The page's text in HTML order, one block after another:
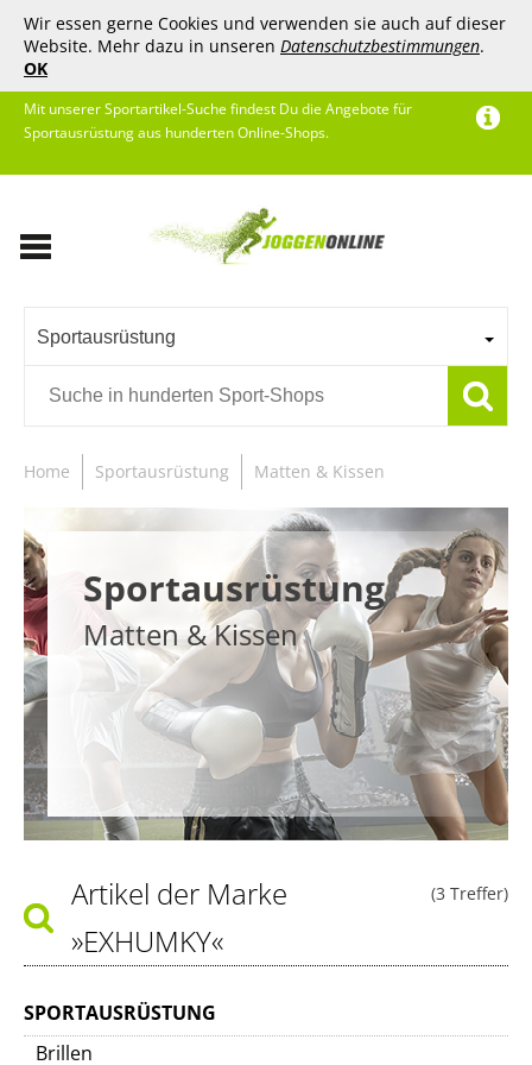
Wir essen gerne Cookies und verwenden sie auch auf dieser
Website. Mehr dazu in unseren Datenschutzbestimmungen.
OK
Mit unserer Sportartikel-Suche findest Du die Angebote für
Sportausrüstung aus hunderten Online-Shops.
Sportausrüstung
Home Sportausrüstung Matten & Kissen
Sportausrüstung
Matten & Kissen
(3 Treffer)
Artikel der Marke
»EXHUMKY«
SPORTAUSRÜSTUNG
Brillen